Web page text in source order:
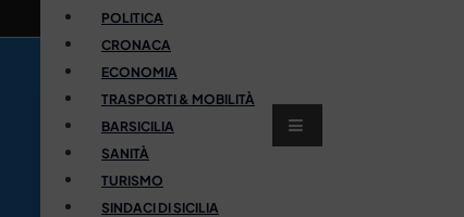
POLITICA
CRONACA
ECONOMIA
TRASPORTI & MOBILITÀ
BARSICILIA
SANITÀ
TURISMO
SINDACI DI SICILIA